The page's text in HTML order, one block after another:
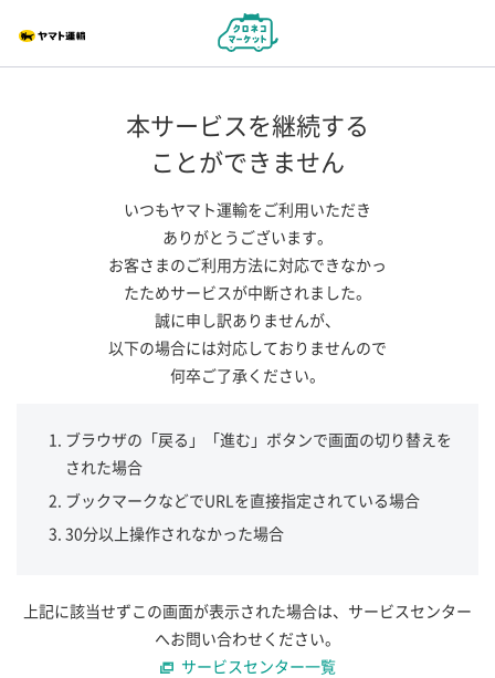
本サービスを継続する
ことができません
いつもヤマト運輸をご利用いただき
ありがとうございます。
お客さまのご利用方法に対応できなかっ
たためサービスが中断されました。
誠に申し訳ありませんが、
以下の場合には対応しておりませんので
何卒ご了承ください。
ブラウザの「戻る」「進む」ボタンで画面の切り替えを
された場合
ブックマークなどでURLを直接指定されている場合
30分以上操作されなかった場合
上記に該当せずこの画面が表示された場合は、サービスセンター
へお問い合わせください。
サービスセンター一覧